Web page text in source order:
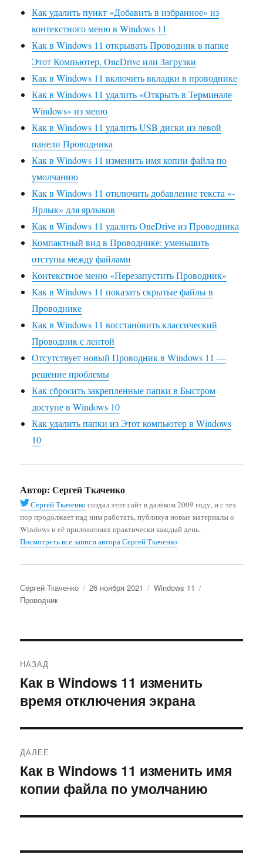
Как удалить пункт «Добавить в избранное» из
контекстного меню в Windows 11
Как в Windows 11 открывать Проводник в папке
Этот Компьютер, OneDrive или Загрузки
Как в Windows 11 включить вкладки в проводнике
Как в Windows 11 удалить «Открыть в Терминале
Windows» из меню
Как в Windows 11 удалить USB диски из левой
панели Проводника
Как в Windows 11 изменить имя копии файла по
умолчанию
Как в Windows 11 отключить добавление текста «-
Ярлык» для ярлыков
Как в Windows 11 удалить OneDrive из Проводника
Компактный вид в Проводнике: уменьшить
отступы между файлами
Контекстное меню «Перезапустить Проводник»
Как в Windows 11 показать скрытые файлы в
Проводнике
Как в Windows 11 восстановить классический
Проводник с лентой
Отсутствует новый Проводник в Windows 11 —
решение проблемы
Как сбросить закрепленные папки в Быстром
доступе в Windows 10
Как удалить папки из Этот компьютер в Windows
10
Автор: Сергей Ткаченко
Сергей Ткаченко создал этот сайт в далёком 2009 году, и с тех
пор продолжает над ним работать, публикуя новые материалы о
Windows и её приложениях практически каждый день.
Посмотреть все записи автора Сергей Ткаченко
Автор
Сергей Ткаченко Опубликовано
26 ноября 2021 Рубрики
Windows 11
Проводник
по
записям
НАЗАД
Предыдущая
запись:
Как в Windows 11 изменить
время отключения экрана
ДАЛЕЕ
Следующая
запись:
Как в Windows 11 изменить имя
копии файла по умолчанию